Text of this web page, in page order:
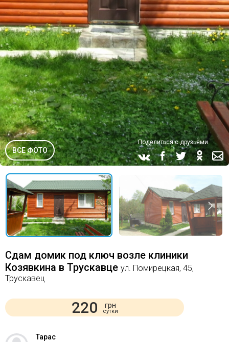
ВСЕ ФОТО
Поделиться с друзьями
Сдам домик под ключ возле клиники
Козявкина в Трускавце ул. Помирецкая, 45,
Трускавец
220 грн
сутки
Тарас